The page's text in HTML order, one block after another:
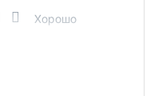
Хорошо